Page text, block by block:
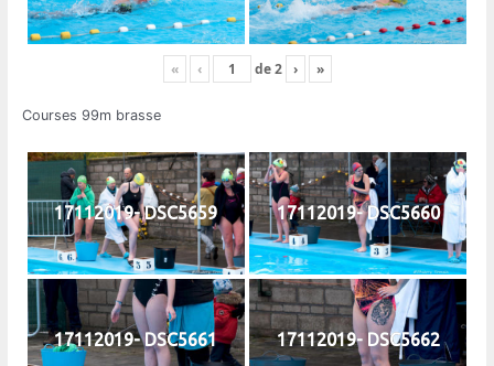
« ‹ de2 › »
Courses 99m brasse
17112019- DSC5659 17112019- DSC5660
17112019- DSC5661 17112019- DSC5662